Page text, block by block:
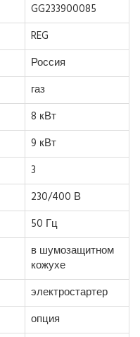
GG233900085
REG
Россия
газ
8 кВт
9 кВт
3
230/400 В
50 Гц
в шумозащитном
кожухе
электростартер
опция